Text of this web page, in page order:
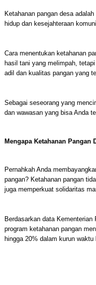
Ketahanan pangan desa
hidup dan kesejahteraan
Cara menentukan ketahanan
hasil tani yang melimpah,
adil dan kualitas pangan yang
Sebagai seseorang yang
dan wawasan yang bisa Anda
Mengapa Ketahanan Pangan
Pernahkah Anda
pangan? Ketahanan pangan
juga memperkuat solidaritas
Berdasarkan data
program ketahanan pangan
hingga 20% dalam kurun waktu